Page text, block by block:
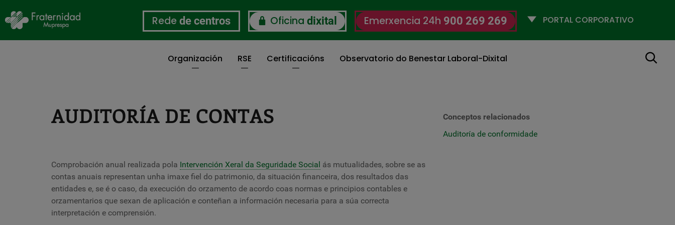
Rede de centros Oficina dixital Emerxencia 24h 900 269 269
Selecciona
Organización RSE Certificacións Observatorio do Benestar Laboral-Dixital Buscar
AUDITORÍA DE CONTAS
Comprobación anual realizada pola Intervención Xeral da Seguridade Social ás mutualidades, sobre se as
contas anuais representan unha imaxe fiel do patrimonio, da situación financeira, dos resultados das
entidades e, se é o caso, da execución do orzamento de acordo coas normas e principios contables e
orzamentarios que sexan de aplicación e conteñan a información necesaria para a súa correcta
interpretación e comprensión.
Conceptos relacionados
Auditoría de conformidade